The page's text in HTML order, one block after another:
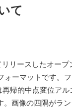
て
リースしたオープ
ーマットです。
帰的中点変位ア
画像の四隅がラ